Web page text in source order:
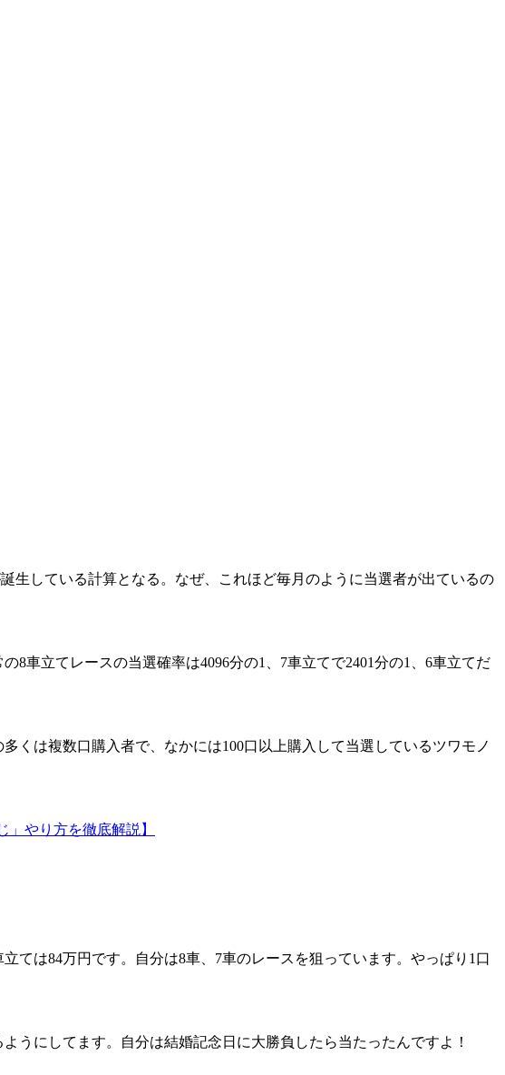
生している計算となる。なぜ、これほど毎月のように当選者が出ているの
8車立てレースの当選確率は4096分の1、7車立てで2401分の1、6車立てだ
くは複数口購入者で、なかには100口以上購入して当選しているツワモノ
」やり方を徹底解説】
ては84万円です。自分は8車、7車のレースを狙っています。やっぱり1口
にしてます。自分は結婚記念日に大勝負したら当たったんですよ！